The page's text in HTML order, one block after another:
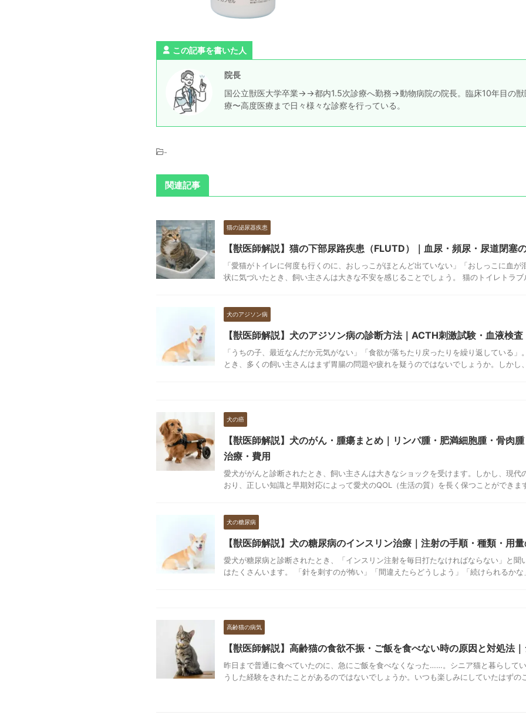
この記事を書いた人
院長
国公立獣医大学卒業→→都内1.5次診療へ勤務→動物病院の院長。臨床10年目の獣
療〜高度医療まで日々様々な診察を行っている。
-
関連記事
猫の泌尿器疾患
【獣医師解説】猫の下部尿路疾患（FLUTD）｜血尿・頻尿・尿道閉塞
「愛猫がトイレに何度も行くのに、おしっこがほとんど出ていない」「おしっこに血
状に気づいたとき、飼い主さんは大きな不安を感じることでしょう。 猫のトイレトラ
犬のアジソン病
【獣医師解説】犬のアジソン病の診断方法｜ACTH刺激試験・血液検
「うちの子、最近なんだか元気がない」「食欲が落ちたり戻ったりを繰り返している」
とき、多くの飼い主さんはまず胃腸の問題や疲れを疑うのではないでしょうか。しかし
犬の癌
【獣医師解説】犬のがん・腫瘍まとめ｜リンパ腫・肥満細胞腫・骨肉
治療・費用
愛犬ががんと診断されたとき、飼い主さんは大きなショックを受けます。しかし、現代
おり、正しい知識と早期対応によって愛犬のQOL（生活の質）を長く保つことができま
犬の糖尿病
【獣医師解説】犬の糖尿病のインスリン治療｜注射の手順・種類・用
愛犬が糖尿病と診断されたとき、「インスリン注射を毎日打たなければならない」と聞
はたくさんいます。 「針を刺すのが怖い」「間違えたらどうしよう」「続けられるか
高齢猫の病気
【獣医師解説】高齢猫の食欲不振・ご飯を食べない時の原因と対処法
昨日まで普通に食べていたのに、急にご飯を食べなくなった……。シニア猫と暮らして
うした経験をされたことがあるのではないでしょうか。いつも楽しみにしていたはずの